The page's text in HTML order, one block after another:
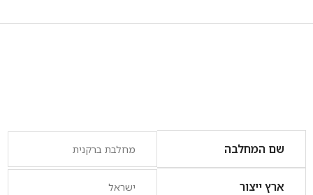
שם המחלבה מחלבת ברקנית
ארץ ייצור ישראל